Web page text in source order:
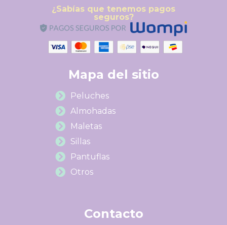
¿Sabías que tenemos pagos
seguros?
Mapa del sitio
Peluches
Almohadas
Maletas
Sillas
Pantuflas
Otros
Contacto